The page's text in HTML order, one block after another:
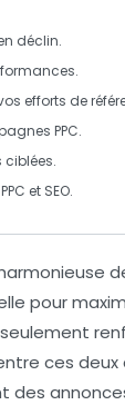
déclin.
efforts de
PPC.
PPC et SEO.
pour
ces
des